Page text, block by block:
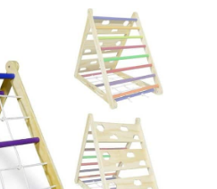
board bebe
DÉVELOPPEMENT DES
COMPÉTENCES ET DES
CAPACITÉS COGNITIVES -
Grâce au valise
Montessori, les enfants
apprendront en jouant et
développeront leurs
compétences motricité
fine. Son format de
mallette avec poignées en